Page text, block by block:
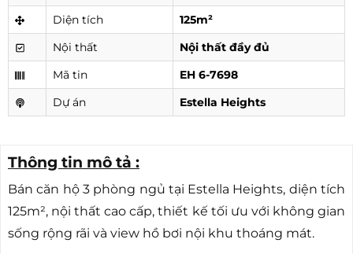
Diện tích
125m²
Nội thất
Nội thất đầy đủ
Mã tin
EH 6-7698
Dự án
Estella Heights
Thông tin mô tả :
Bán căn hộ 3 phòng ngủ tại Estella Heights, diện tích
125m², nội thất cao cấp, thiết kế tối ưu với không gian
sống rộng rãi và view hồ bơi nội khu thoáng mát.